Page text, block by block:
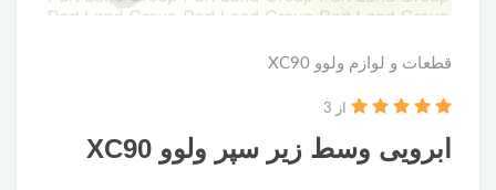
قطعات و لوازم ولوو XC90
ابرویی وسط زیر سپر ولوو XC90
از 3